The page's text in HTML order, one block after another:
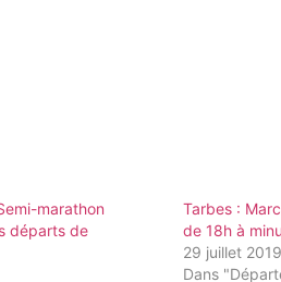
marathon
départs de
Tarbes :
de 18h à
29 juillet 2019
Dans